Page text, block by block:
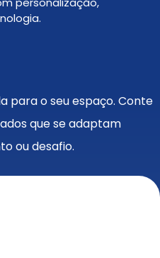
para o seu espaço. Conte
que se adaptam
ou desafio.